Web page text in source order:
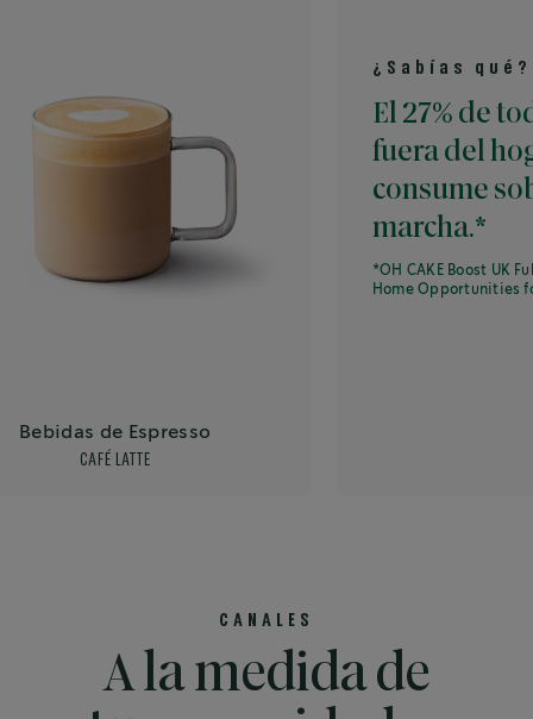
de Espresso
¿Sabías qué?
El 27% de todo el
fuera del hogar se
consume sobre la
marcha.*
*OH CAKE Boost UK Full
Home Opportunities for Coffee in
CANALES
A la medida de